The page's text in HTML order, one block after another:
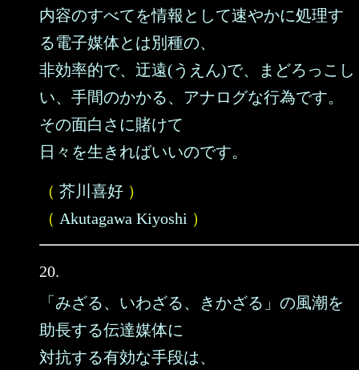
内容のすべてを情報として速やかに処理す
る電子媒体とは別種の、
非効率的で、迂遠(うえん)で、まどろっこし
い、手間のかかる、アナログな行為です。
その面白さに賭けて
日々を生きればいいのです。
（ 芥川喜好 ）
（ Akutagawa Kiyoshi ）
20.
「みざる、いわざる、きかざる」の風潮を
助長する伝達媒体に
対抗する有効な手段は、